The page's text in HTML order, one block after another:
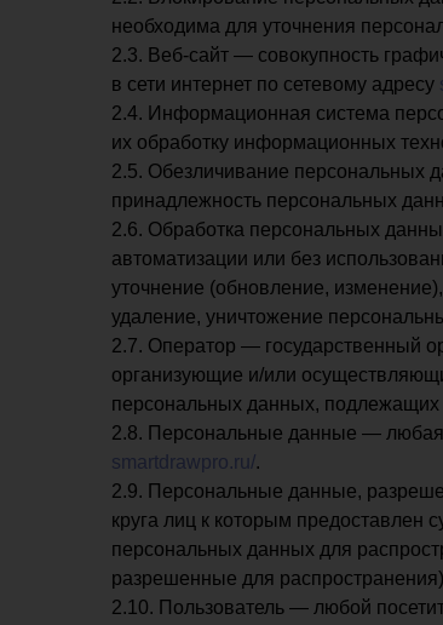
необходима для уточнения
2.3. Веб-сайт — совокупность
в сети интернет по сетевому адресу
2.4. Информационная система
их обработку информационных
2.5. Обезличивание персональных
принадлежность персональных
2.6. Обработка персональных
автоматизации или без
уточнение (обновление,
удаление, уничтожение
2.7. Оператор — государственный
организующие и/или
персональных данных,
2.8. Персональные данные — любая
smartdrawpro.ru/.
2.9. Персональные данные,
круга лиц к которым предоставлен
персональных данных для
разрешенные для
2.10. Пользователь — любой